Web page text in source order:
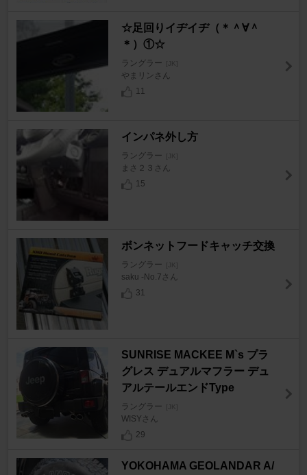
☆足回りイヂイヂ（＊＾∀＾
＊）①☆
ラングラー [JK]
やまリンさん
11
インパネ外し方
ラングラー [JK]
まさ２３さん
15
ボンネットフードキャッチ交換
ラングラー [JK]
saku -No.7さん
31
SUNRISE MACKEE M`s プラ
グレス デュアルマフラー デュ
アルテールエンドType
ラングラー [JK]
WISYさん
29
YOKOHAMA GEOLANDAR A/